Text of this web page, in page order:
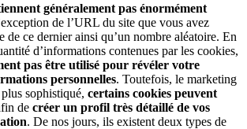
généralement pas énormément
de l’URL du site que vous avez
de ce dernier ainsi qu’un nombre aléatoire. En
d’informations contenues par les cookies,
pas être utilisé pour révéler votre
personnelles. Toutefois, le marketing
sophistiqué, certains cookies peuvent
de créer un profil très détaillé de vos
. De nos jours, ils existent deux types de